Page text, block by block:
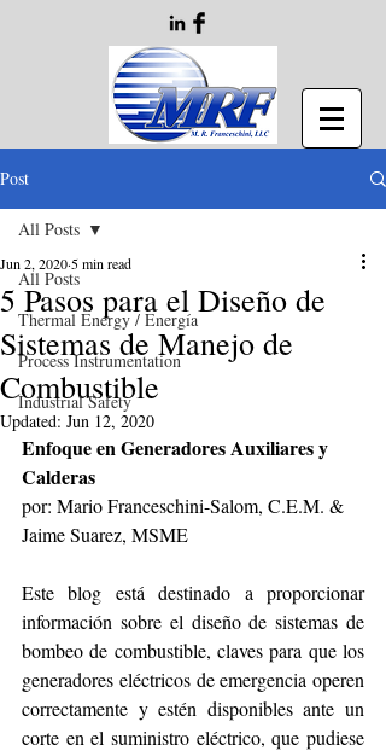
Post
All Posts
Thermal Energy / Energía
Process Instrumentation
Industrial Safety
All Posts
5 Pasos para el Diseño de
Sistemas de Manejo de
Combustible
Jun 2, 2020 5 min read
Updated: Jun 12, 2020
Enfoque en Generadores Auxiliares y
Calderas
por: Mario Franceschini-Salom, C.E.M. &
Jaime Suarez, MSME
Este blog está destinado a proporcionar
información sobre el diseño de sistemas de
bombeo de combustible, claves para que los
generadores eléctricos de emergencia operen
correctamente y estén disponibles ante un
corte en el suministro eléctrico, que pudiese